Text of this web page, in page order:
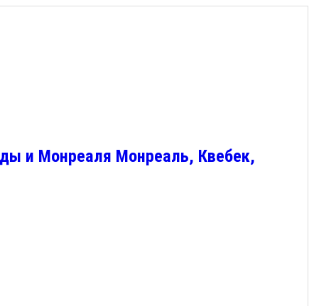
и Монреаля Монреаль, Квебек,